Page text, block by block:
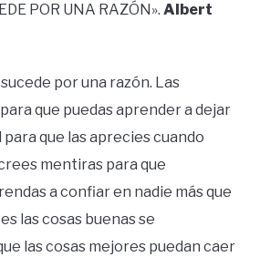
POR UNA RAZÓN». Albert
por una razón. Las
que puedas aprender a dejar
para que las aprecies cuando
mentiras para que
a confiar en nadie más que
las cosas buenas se
las cosas mejores puedan caer